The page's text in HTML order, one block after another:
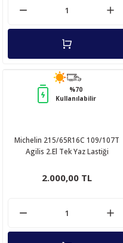
%70
Kullanılabilir
Michelin 215/65R16C 109/107T
Agilis 2.El Tek Yaz Lastiği
2.000,00 TL